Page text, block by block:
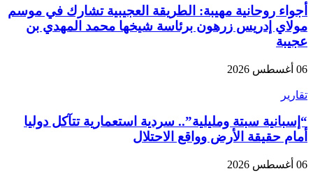
أجواء روحانية مهيبة: الطريقة العجيبية تشارك في موسم
مولاي إدريس زرهون برئاسة شيخها محمد المهدي بن
عجيبة
06 أغسطس 2026
تقارير
“إسبانية سبتة ومليلية”.. سردية استعمارية تتآكل دوليا
أمام حقيقة الأرض وواقع الاحتلال
06 أغسطس 2026